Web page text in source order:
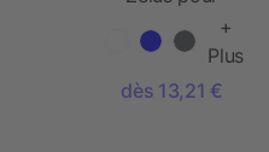
+
Plus
dès 13,21 €